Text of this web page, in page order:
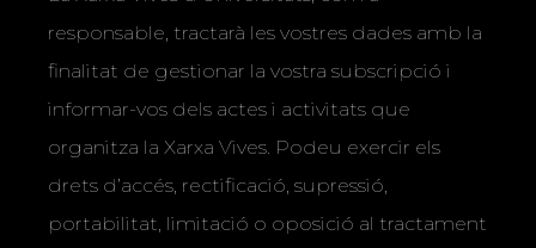
responsable, tractarà les vostres dades amb la
finalitat de gestionar la vostra subscripció i
informar-vos dels actes i activitats que
organitza la Xarxa Vives. Podeu exercir els
drets d’accés, rectificació, supressió,
portabilitat, limitació o oposició al tractament